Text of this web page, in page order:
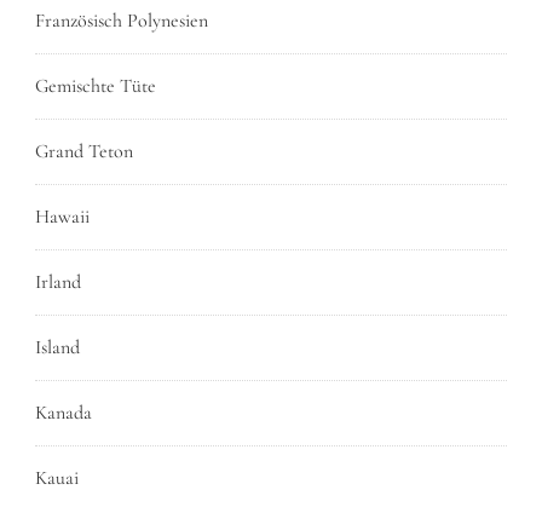
Französisch Polynesien
Gemischte Tüte
Grand Teton
Hawaii
Irland
Island
Kanada
Kauai